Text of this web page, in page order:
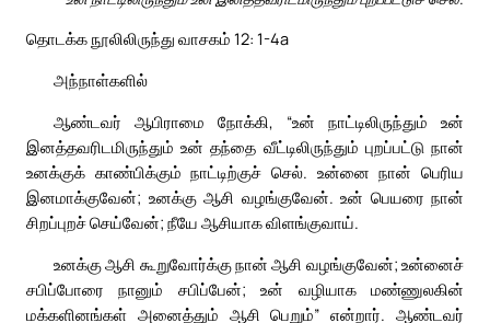
தொடக்க நூலிலிருந்து வாசகம் 12: 1-4a
அந்நாள்களில்
ஆண்டவர் ஆபிராமை நோக்கி, “உன் நாட்டிலிருந்தும் உன்
இனத்தவரிடமிருந்தும் உன் தந்தை வீட்டிலிருந்தும் புறப்பட்டு நான்
உனக்குக் காண்பிக்கும் நாட்டிற்குச் செல். உன்னை நான் பெரிய
இனமாக்குவேன்; உனக்கு ஆசி வழங்குவேன். உன் பெயரை நான்
சிறப்புறச் செய்வேன்; நீயே ஆசியாக விளங்குவாய்.
உனக்கு ஆசி கூறுவோர்க்கு நான் ஆசி வழங்குவேன்; உன்னைச்
சபிப்போரை நானும் சபிப்பேன்; உன் வழியாக மண்ணுலகின்
மக்களினங்கள் அனைத்தும் ஆசி பெறும்” என்றார். ஆண்டவர்